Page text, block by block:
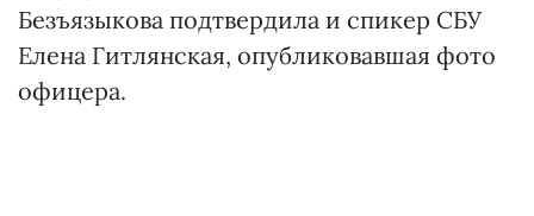
Безъязыкова подтвердила и спикер СБУ
Елена Гитлянская, опубликовавшая фото
офицера.